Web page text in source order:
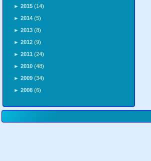
► 2015 (14)
► 2014 (5)
► 2013 (8)
► 2012 (9)
► 2011 (24)
► 2010 (48)
► 2009 (34)
► 2008 (6)